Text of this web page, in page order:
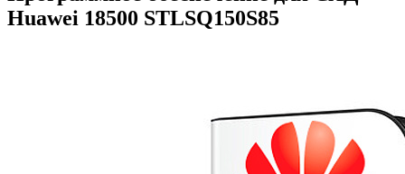
Huawei 18500 STLSQ150S85